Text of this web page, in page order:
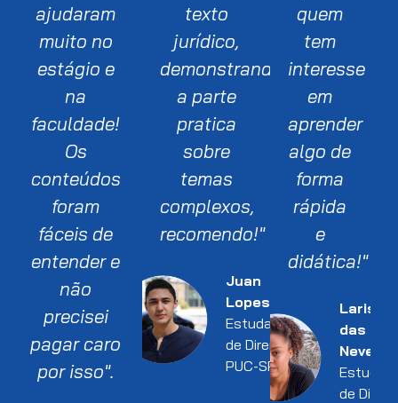
ajudaram
muito no
estágio e
na
faculdade!
Os
conteúdos
foram
fáceis de
entender e
não
precisei
pagar caro
por isso".
texto
jurídico,
demonstrando
a parte
pratica
sobre
temas
complexos,
recomendo!"
Juan
Lopes
Estudante
de Direito l
PUC-SP
quem
tem
interesse
em
aprender
algo de
forma
rápida
e
didática!"
Larissa
das
Neves
de